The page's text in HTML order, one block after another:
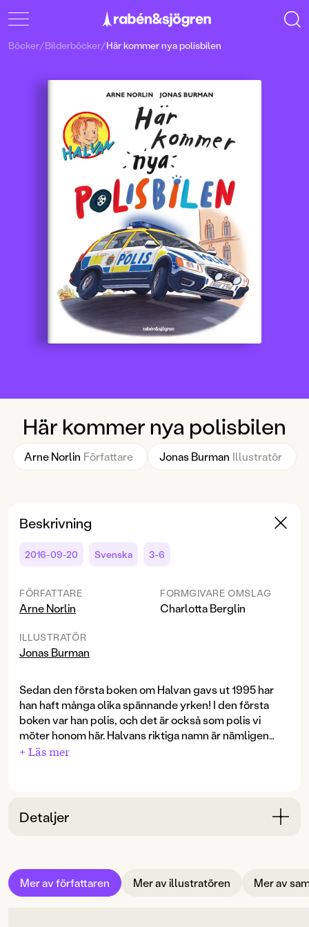
Här kommer nya polisbilen
Arne Norlin Författare Jonas Burman Illustratör
Böcker/Bilderböcker/Här kommer nya polisbilen
Beskrivning
2016-09-20 Svenska 3-6
FÖRFATTARE
Arne Norlin
ILLUSTRATÖR
Jonas Burman
FORMGIVARE OMSLAG
Charlotta Berglin
Sedan den första boken om Halvan gavs ut 1995 har
han haft många olika spännande yrken! I den första
boken var han polis, och det är också som polis vi
möter honom här. Halvans riktiga namn är nämligen
polisinspektör Halvarsson.
Vi får följa Halvan och hans kollega Dajana under ett
skift. Den här dagen griper de en inbrottstjuv efter en
hetsig jakt i ett villaområde. Sen hjälper de till vid en
fotbollsmatch. Ingen dag liknar den andra för en polis!
+ Läs mer
Detaljer
ÅLDERSGRUPP
3-6
Mer av författaren Mer av illustratören Mer av